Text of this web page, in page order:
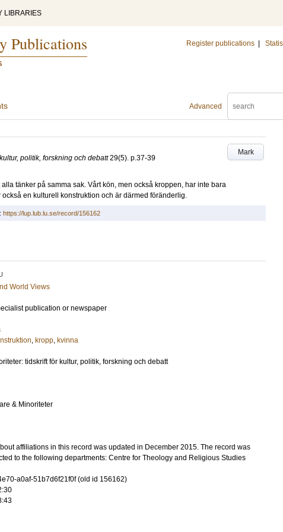
LIBRARIES
Publications Register publications
Advanced
Mark
politik, forskning och debatt 29(5). p.37-39
tänker på samma sak. Vårt kön, men också kroppen, har inte bara
en kulturell konstruktion och är därmed föränderlig.
https://lup.lub.lu.se/record/156162
World Views
publication or newspaper
, kropp, kvinna
tidskrift för kultur, politik, forskning och debatt
& Minoriteter
affiliations in this record was updated in December 2015. The record was
to the following departments: Centre for Theology and Religious Studies
a0af-51b7d6f21f0f (old id 156162)